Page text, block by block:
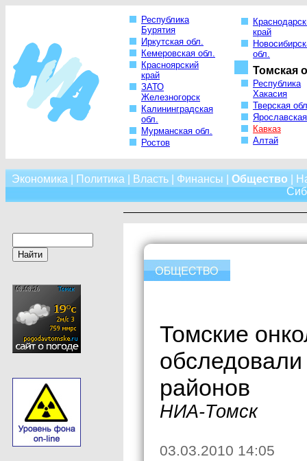
Республика
Бурятия
Иркутская обл.
Кемеровская обл.
Красноярский
край
ЗАТО
Железногорск
Калининградская
обл.
Мурманская обл.
Ростов
край
обл.
Томская
Республика
Хакасия
Тверская
Кавказ
Алтай
Экономика Политика Власть| Финансы Общество
Томские
районов
НИА-Томск
03.03.2010 14:05